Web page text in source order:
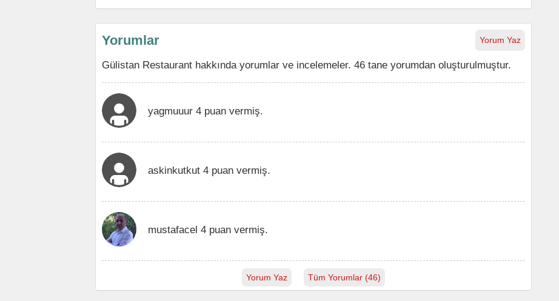
Yorum Yaz
Yorumlar
Gülistan Restaurant hakkında yorumlar ve incelemeler. 46 tane yorumdan oluşturulmuştur.
yagmuuur 4 puan vermiş.
askinkutkut 4 puan vermiş.
mustafacel 4 puan vermiş.
Yorum Yaz Tüm Yorumlar (46)